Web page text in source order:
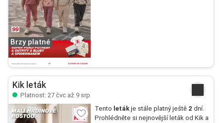
Brzy platné
Kik leták
Platnost: 27 čvc až 9 srp
Tento letákje stále platný ještě 2 dní.
Prohlédněte si nejnovější leták od Kik a